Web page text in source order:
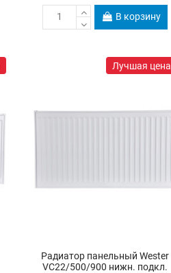
В корзину
Лучшая цена
Радиатор панельный Wester
VC22/500/900 нижн. подкл.